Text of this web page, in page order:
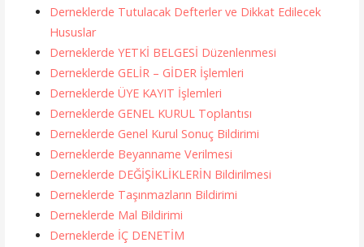
Derneklerde Tutulacak Defterler ve Dikkat Edilecek
Hususlar
Derneklerde YETKİ BELGESİ Düzenlenmesi
Derneklerde GELİR – GİDER İşlemleri
Derneklerde ÜYE KAYIT İşlemleri
Derneklerde GENEL KURUL Toplantısı
Derneklerde Genel Kurul Sonuç Bildirimi
Derneklerde Beyanname Verilmesi
Derneklerde DEĞİŞİKLİKLERİN Bildirilmesi
Derneklerde Taşınmazların Bildirimi
Derneklerde Mal Bildirimi
Derneklerde İÇ DENETİM